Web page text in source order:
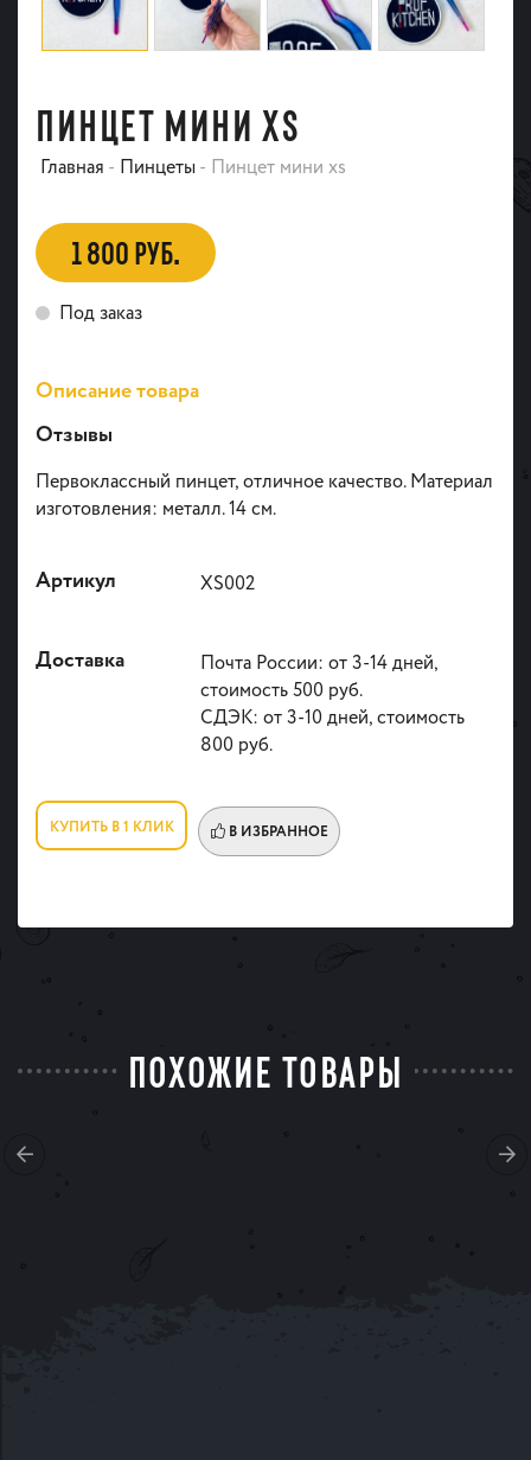
ПИНЦЕТ МИНИ XS
Главная - Пинцеты- Пинцет мини xs
1 800 РУБ.
Под заказ
Описание товара
Отзывы
Первоклассный пинцет, отличное качество. Материал
изготовления: металл. 14 см.
Артикул XS002
Доставка
Почта России: от 3-14 дней,
стоимость 500 руб.
СДЭК: от 3-10 дней, стоимость
800 руб.
КУПИТЬ В 1 КЛИК В ИЗБРАННОЕ
ПОХОЖИЕ ТОВАРЫ